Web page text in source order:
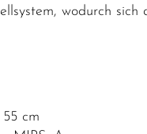
wodurch
cm